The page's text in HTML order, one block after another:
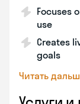
Focuses
use
Creates
goals
Читать